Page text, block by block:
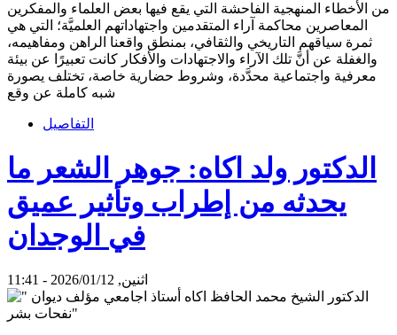
من الأخطاء المنهجية الفاحشة التي يقع فيها بعض العلماء والمفكرين
المعاصرين محاكمة آراء المتقدمين واجتهاداتهم العلميَّة؛ التي هي
ثمرة سياقهم التاريخي والثقافي، بمنطق واقعنا الراهن ومفاهيمه،
والغفلة عن أنَّ تلك الآراء والاجتهادات والأفكار كانت تعبيرًا عن بيئة
معرفية واجتماعية محدَّدة، وشروط حضارية خاصة، تختلف يصورة
شبه كاملة عن وقع
التفاصيل
الدكتور ولد اكاه: جوهر الشعر ما
يحدثه من إطراب وتأثير عميق
في الوجدان
اثنين, 2026/01/12 - 11:41